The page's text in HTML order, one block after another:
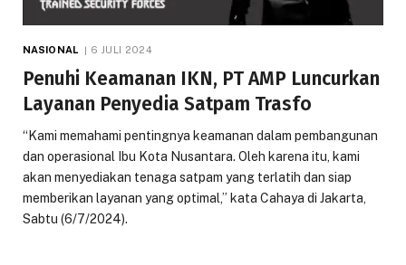
NASIONAL 6 JULI 2024
Penuhi Keamanan IKN, PT AMP Luncurkan
Layanan Penyedia Satpam Trasfo
“Kami memahami pentingnya keamanan dalam pembangunan
dan operasional Ibu Kota Nusantara. Oleh karena itu, kami
akan menyediakan tenaga satpam yang terlatih dan siap
memberikan layanan yang optimal,” kata Cahaya di Jakarta,
Sabtu (6/7/2024).